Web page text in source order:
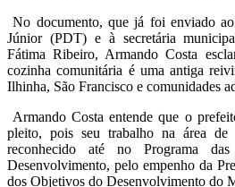
No documento, que já foi enviado
Júnior (PDT) e à secretária
Fátima Ribeiro, Armando Costa
cozinha comunitária é uma antiga
Ilhinha, São Francisco e comunidades
Armando Costa entende que o
pleito, pois seu trabalho na área de
reconhecido até no Programa
Desenvolvimento, pelo empenho da
dos Objetivos do Desenvolvimento do